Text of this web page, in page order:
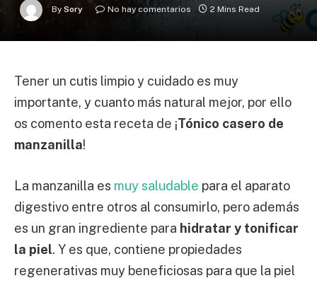
By Sory No hay comentarios 2 Mins Read
Tener un cutis limpio y cuidado es muy
importante, y cuanto más natural mejor, por ello
os comento esta receta de ¡Tónico casero de
manzanilla!
La manzanilla es muy saludable para el aparato
digestivo entre otros al consumirlo, pero además
es un gran ingrediente para hidratar y tonificar
la piel. Y es que, contiene propiedades
regenerativas muy beneficiosas para que la piel